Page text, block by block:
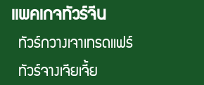
เเพคเกจทัวร์จีน
ทัวร์กวางเจาเทรดเเฟร์
ทัวร์จางเจียเจี้ย